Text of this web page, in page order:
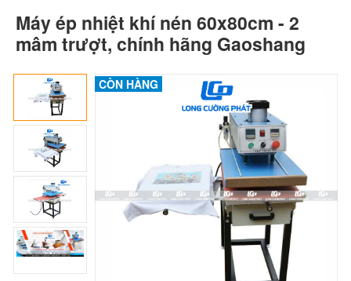
Máy ép nhiệt khí nén 60x80cm - 2
mâm trượt, chính hãng Gaoshang
CÒN HÀNG